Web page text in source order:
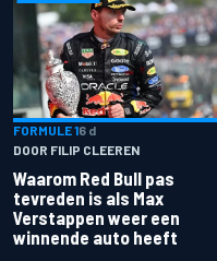
FORMULE 16 d
DOOR FILIP CLEEREN
Waarom Red Bull pas
tevreden is als Max
Verstappen weer een
winnende auto heeft